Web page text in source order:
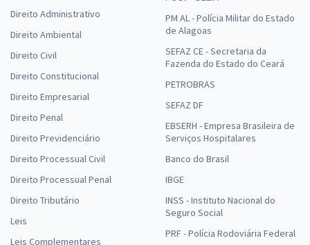
Direito Administrativo
Direito Ambiental
Direito Civil
Direito Constitucional
Direito Empresarial
Direito Penal
Direito Previdenciário
Direito Processual Civil
Direito Processual Penal
Direito Tributário
Leis
Leis Complementares
PM AL - Polícia Militar do Estado
de Alagoas
SEFAZ CE - Secretaria da
Fazenda do Estado do Ceará
PETROBRAS
SEFAZ DF
EBSERH - Empresa Brasileira de
Serviços Hospitalares
Banco do Brasil
IBGE
INSS - Instituto Nacional do
Seguro Social
PRF - Polícia Rodoviária Federal